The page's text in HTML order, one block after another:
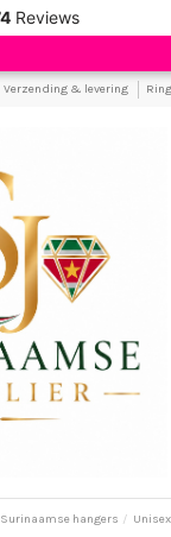
Reviews
Verzending & levering
Surinaamse hangers Unisex